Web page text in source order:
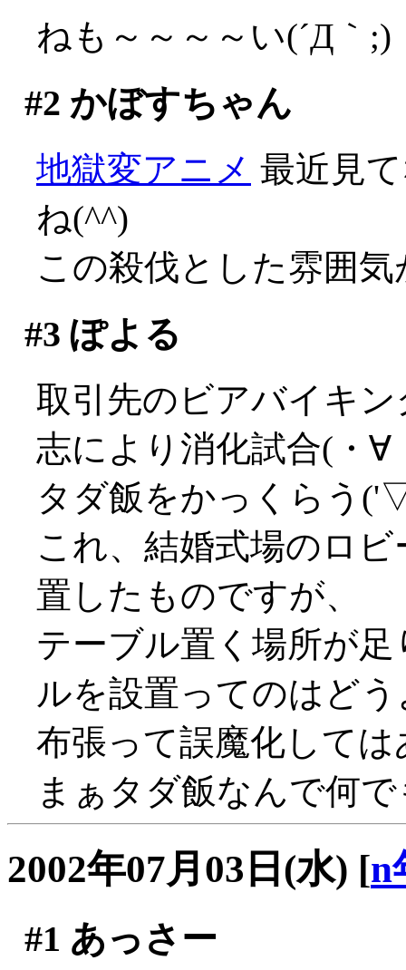
ねも～～～～い(´Д｀;)
#2 かぼすちゃん
地獄変アニメ 最近見
ね(^^)
この殺伐とした雰囲
#3 ぽよる
取引先のビアバイキ
志により消化試合(・∀
タダ飯をかっくらう
これ、結婚式場のロ
置したものですが、
テーブル置く場所が
ルを設置ってのはどう
布張って誤魔化して
まぁタダ飯なんで何
2002年07月03日(水) [n
#1 あっさー